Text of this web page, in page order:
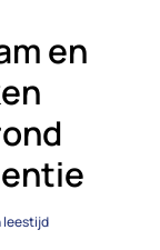
en
leestijd